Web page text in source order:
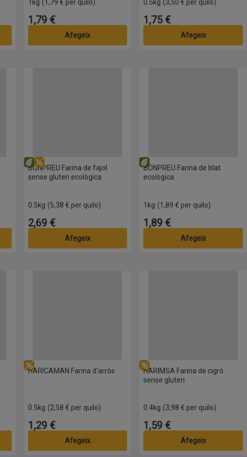
1kg (1,79 € per quilo)
Preu
1,79 €
Afegeix
0.5kg (3,50 € per quilo)
Preu
1,75 €
Afegeix
Eco
Sense gluten
BONPREU Farina de fajol
sense gluten ecològica
0.5kg (5,38 € per quilo)
Preu
2,69 €
Afegeix
Eco
BONPREU Farina de blat
ecològica
1kg (1,89 € per quilo)
Preu
1,89 €
Afegeix
Sense gluten
HARICAMAN Farina d'arròs
0.5kg (2,58 € per quilo)
Preu
1,29 €
Afegeix
Sense gluten
HARIMSA Farina de cigró
sense gluten
0.4kg (3,98 € per quilo)
Preu
1,59 €
Afegeix